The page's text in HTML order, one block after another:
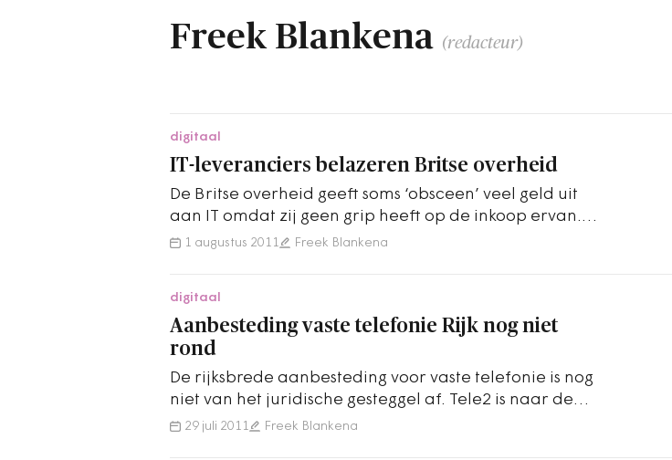
Freek Blankena (redacteur)
digitaal
IT-leveranciers belazeren Britse overheid
De Britse overheid geeft soms ‘obsceen’ veel geld uit
aan IT omdat zij geen grip heeft op de inkoop ervan.
Dat concludeert een…
1 augustus 2011 Freek Blankena
digitaal
Aanbesteding vaste telefonie Rijk nog niet
rond
De rijksbrede aanbesteding voor vaste telefonie is nog
niet van het juridische gesteggel af. Tele2 is naar de
rechter gestapt om de gunning…
29 juli 2011 Freek Blankena